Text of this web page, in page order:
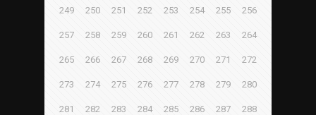
249 250 251 252 253 254 255 256
257 258 259 260 261 262 263 264
265 266 267 268 269 270 271 272
273 274 275 276 277 278 279 280
281 282 283 284 285 286 287 288